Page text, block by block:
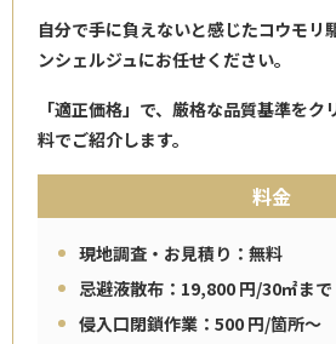
自分で手に負えないと感じたコウモリ
ンシェルジュにお任せください。
「適正価格」で、厳格な品質基準を
料でご紹介します。
料金
現地調査・お見積り：無料
忌避液散布：19,800 円/30㎡まで
侵入口閉鎖作業：500 円/箇所～